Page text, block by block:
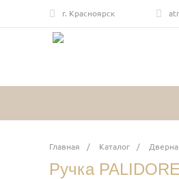
г. Красноярск
Главная / Каталог /
Ручка